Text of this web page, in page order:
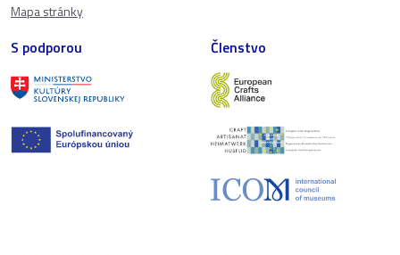
Mapa stránky
S podporou Členstvo